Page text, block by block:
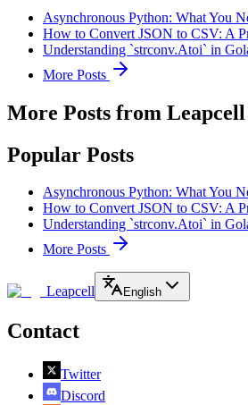
Asynchronous Python: What You
How to Convert JSON to CSV: A
Understanding `strconv.Atoi` in
More Posts
More Posts from Leapcell
Popular Posts
Asynchronous Python: What You
How to Convert JSON to CSV: A
Understanding `strconv.Atoi` in
More Posts
Leapcell English
Contact
Twitter
Discord